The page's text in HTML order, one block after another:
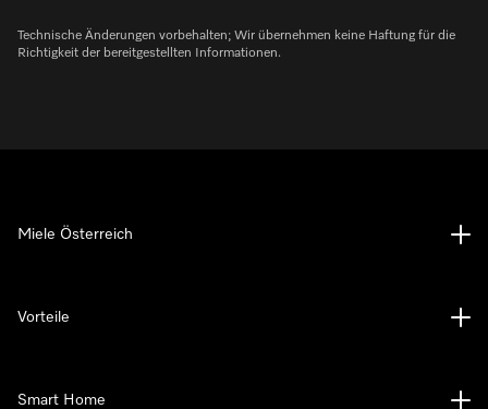
Technische Änderungen vorbehalten; Wir übernehmen keine Haftung für die
Richtigkeit der bereitgestellten Informationen.
Miele Österreich
Vorteile
Smart Home